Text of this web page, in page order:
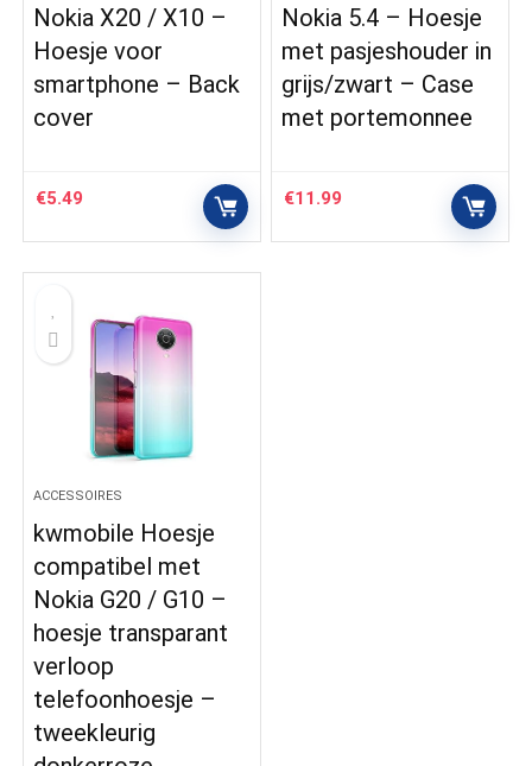
Nokia X20 / X10 –
Hoesje voor
smartphone – Back
cover
€5.49
Nokia 5.4 – Hoesje
met pasjeshouder in
grijs/zwart – Case
met portemonnee
€11.99
ACCESSOIRES
kwmobile Hoesje
compatibel met
Nokia G20 / G10 –
hoesje transparant
verloop
telefoonhoesje –
tweekleurig